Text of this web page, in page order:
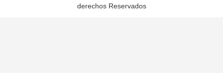
derechos Reservados